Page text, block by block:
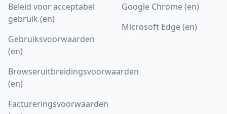
Beleid voor acceptabel
gebruik (en)
Gebruiksvoorwaarden
(en)
Browseruitbreidingsvoorwaarden
(en)
Factureringsvoorwaarden
Google Chrome (en)
Microsoft Edge (en)